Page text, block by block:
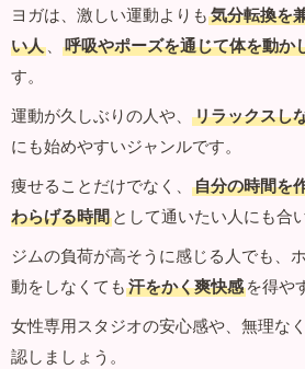
ヨガは、激しい運動よりも 気分転換を
い人 、 呼吸やポーズを通じて体を動か
す。
運動が久しぶりの人や、
リラックスし
にも始めやすいジャンルです。
痩せることだけでなく、
自分の時間を
わらげる時間 として通いたい人にも合
ジムの負荷が高そうに感じる人でも、
動をしなくても 汗をかく爽快感 を得や
女性専用スタジオの安心感や、無理な
認しましょう。